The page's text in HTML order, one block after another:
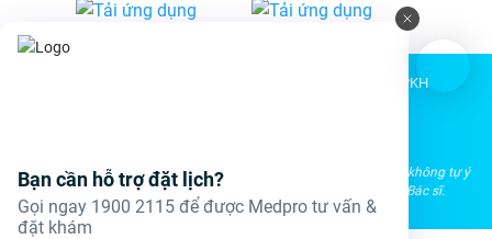
© 2020 - Bản quyền thuộc Công Ty Cổ Phần Ứng Dụng PKH
Các nội dung y tế trên Medpro chỉ có giá trị tham khảo. Tuyệt đối không tự ý
chuẩn đoán hoặc điều trị mà không có sự tư vấn trực tiếp từ Bác sĩ.
Bạn cần hỗ trợ đặt lịch?
Gọi ngay 1900 2115 để được Medpro tư vấn &
đặt khám